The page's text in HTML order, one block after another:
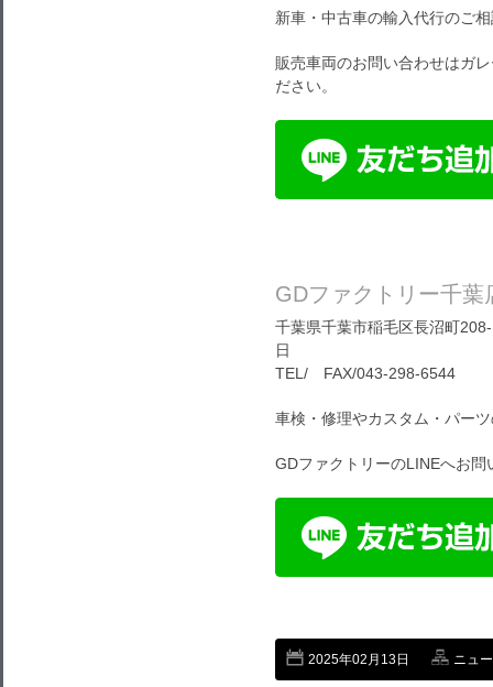
新車・中古車の輸入代行のご
販売車両のお問い合わせはガ
ださい。
GDファクトリー千葉
千葉県千葉市稲毛区長沼町
日
TEL/ FAX/043-298-6544
車検・修理やカスタム・パー
GDファクトリーのLINEへお問
2025年02月13日 ニュ